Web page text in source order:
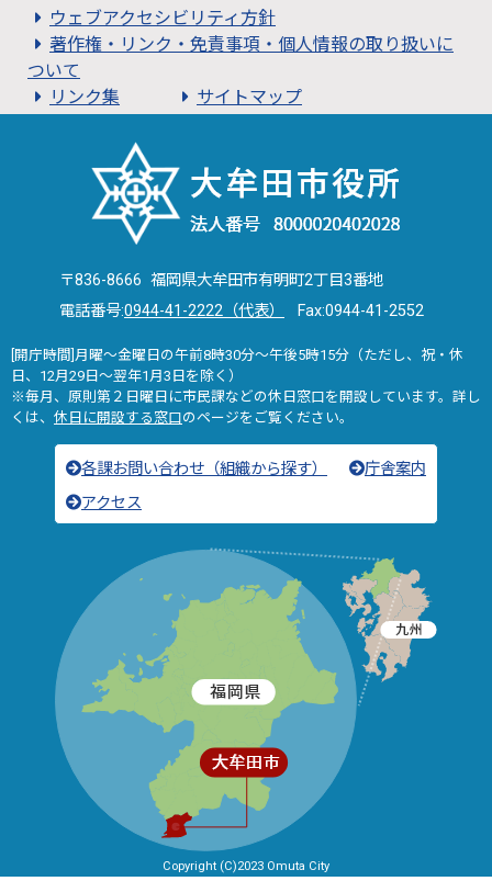
ウェブアクセシビリティ方針
著作権・リンク・免責事項・個人情報の取り扱いに
ついて
リンク集
サイトマップ
〒836-8666 福岡県大牟田市有明町2丁目3番地
電話番号:0944-41-2222（代表） Fax:0944-41-2552
[開庁時間]月曜～金曜日の午前8時30分～午後5時15分（ただし、祝・休
日、12月29日～翌年1月3日を除く）
※毎月、原則第２日曜日に市民課などの休日窓口を開設しています。詳し
くは、 休日に開設する窓口のページをご覧ください。
各課お問い合わせ（組織から探す）
庁舎案内
アクセス
Copyright (C)2023 Omuta City